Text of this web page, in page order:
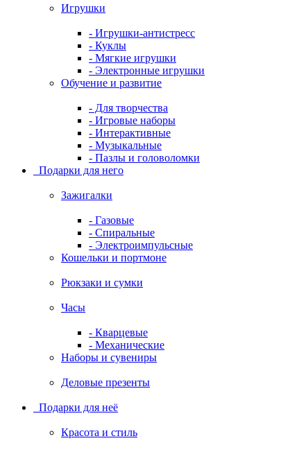
Игрушки
- Игрушки-антистресс
- Куклы
- Мягкие игрушки
- Электронные игрушки
Обучение и развитие
- Для творчества
- Игровые наборы
- Интерактивные
- Музыкальные
- Пазлы и головоломки
Подарки для него
Зажигалки
- Газовые
- Спиральные
- Электроимпульсные
Кошельки и портмоне
Рюкзаки и сумки
Часы
- Кварцевые
- Механические
Наборы и сувениры
Деловые презенты
Подарки для неё
Красота и стиль